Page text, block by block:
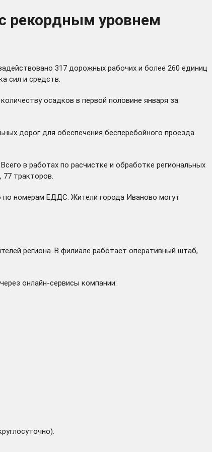
рекордным уровнем
317 дорожных рабочих и более 260 единиц
сил и средств.
осадков в первой половине января за
дорог для обеспечения бесперебойного проезда.
в работах по расчистке и обработке региональных
тракторов.
по номерам ЕДДС. Жители города Иваново могут
региона. В филиале работает оперативный штаб,
онлайн-сервисы компании: